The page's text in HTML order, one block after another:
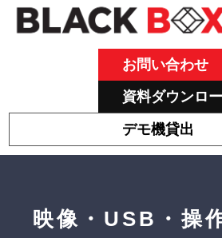
お問い合わ
資料ダウンロ
デモ機貸
Black Box 製品紹介と
映像・USB・操